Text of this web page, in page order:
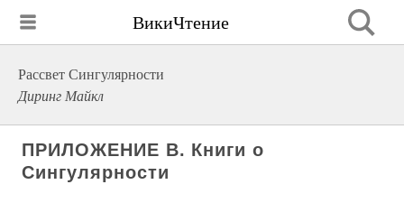
ВикиЧтение
Рассвет Сингулярности
Диринг Майкл
ПРИЛОЖЕНИЕ B. Книги о
Сингулярности